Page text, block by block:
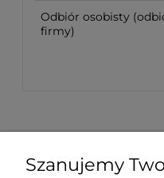
Odbiór osobisty
firmy)
Szanujemy